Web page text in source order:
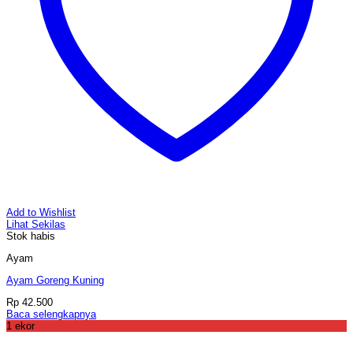
Add to Wishlist
Lihat Sekilas
Stok habis
Ayam
Ayam Goreng Kuning
Rp 42.500
Baca selengkapnya
1 ekor